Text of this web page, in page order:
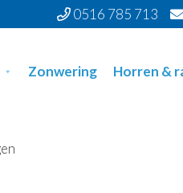
0516 785 713
Zonwering Horren &